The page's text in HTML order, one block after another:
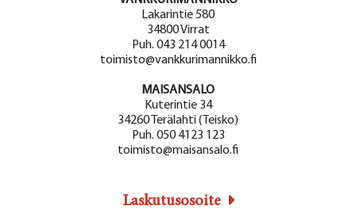
Lakarintie 580
34800 Virrat
Puh. 043 214 0014
toimisto@vankkurimannikko.fi
MAISANSALO
Kuterintie 34
34260 Terälahti (Teisko)
Puh. 050 4123 123
toimisto@maisansalo.fi
Laskutusosoite